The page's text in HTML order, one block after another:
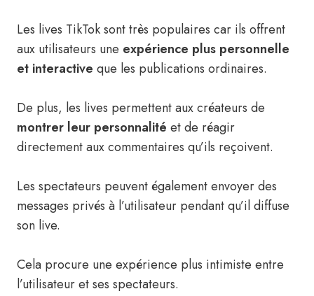
Les lives TikTok sont très populaires car ils offrent
aux utilisateurs une expérience plus personnelle
et interactive que les publications ordinaires.
De plus, les lives permettent aux créateurs de
montrer leur personnalité et de réagir
directement aux commentaires qu’ils reçoivent.
Les spectateurs peuvent également envoyer des
messages privés à l’utilisateur pendant qu’il diffuse
son live.
Cela procure une expérience plus intimiste entre
l’utilisateur et ses spectateurs.